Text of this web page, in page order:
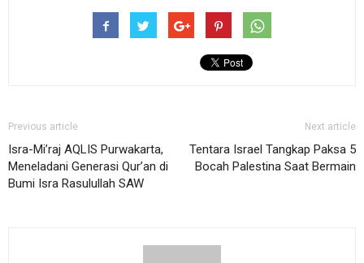
Previous article
Isra-Mi’raj AQLIS Purwakarta,
Meneladani Generasi Qur’an di
Bumi Isra Rasulullah SAW
Next article
Tentara Israel Tangkap Paksa 5
Bocah Palestina Saat Bermain